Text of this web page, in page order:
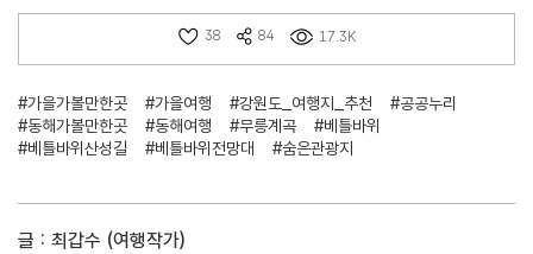
38 84 17.3K
#가을가볼만한곳 #가을여행 #강원도_여행지_추천
#공공누리
#동해가볼만한곳
#동해여행 #무릉계곡
#베틀바위
#베틀바위산성길
#베틀바위전망대 #숨은관광지
글 : 최갑수 (여행작가)